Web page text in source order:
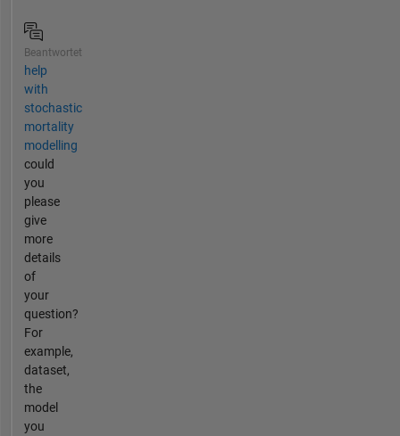
Beantwortet
help
with
stochastic
mortality
modelling
could
you
please
give
more
details
of
your
question?
For
example,
dataset,
the
model
you